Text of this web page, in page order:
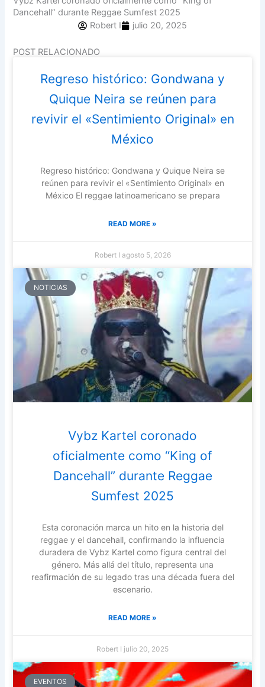
m
Dancehall” durante Reggae Sumfest 2025
Robert I
julio 20, 2025
POST RELACIONADO
Regreso histórico: Gondwana y
Quique Neira se reúnen para
revivir el «Sentimiento Original» en
México
Regreso histórico: Gondwana y Quique Neira se
reúnen para revivir el «Sentimiento Original» en
México ​El reggae latinoamericano se prepara
READ MORE »
Robert I agosto 5, 2026
NOTICIAS
Vybz Kartel coronado
oficialmente como “King of
Dancehall” durante Reggae
Sumfest 2025
Esta coronación marca un hito en la historia del
reggae y el dancehall, confirmando la influencia
duradera de Vybz Kartel como figura central del
género. Más allá del título, representa una
reafirmación de su legado tras una década fuera del
escenario.
READ MORE »
Robert I julio 20, 2025
EVENTOS